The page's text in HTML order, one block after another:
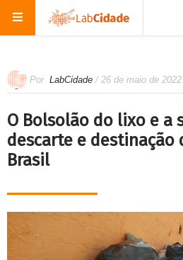
Por LabCidade / 26 de maio de 2022
O Bolsolão do lixo e a
descarte e
Brasil